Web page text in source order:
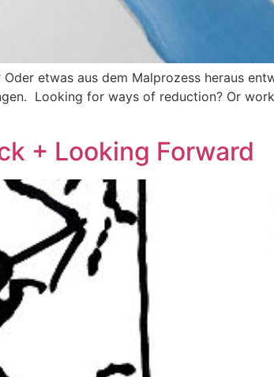
etwas aus dem Malprozess heraus
Looking for ways of reduction? Or
+ Looking Forward